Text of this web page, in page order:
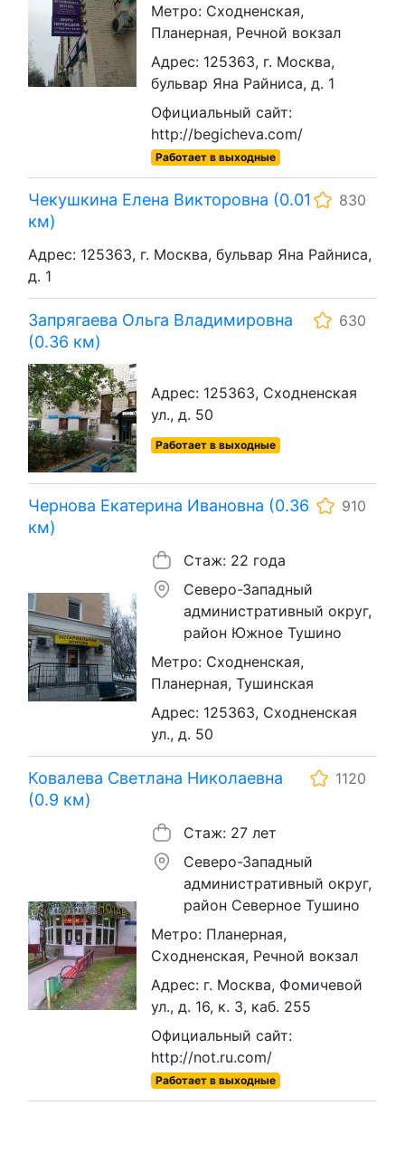
Метро: Сходненская,
Планерная, Речной вокзал
Адрес: 125363, г. Москва,
бульвар Яна Райниса, д. 1
Официальный сайт:
http://begicheva.com/
Работает в выходные
Чекушкина Елена Викторовна (0.01
км)
830
Адрес: 125363, г. Москва, бульвар Яна Райниса,
д. 1
Запрягаева Ольга Владимировна
(0.36 км)
630
Адрес: 125363, Сходненская
ул., д. 50
Работает в выходные
Чернова Екатерина Ивановна (0.36
км)
910
Стаж: 22 года
Северо-Западный
административный округ,
район Южное Тушино
Метро: Сходненская,
Планерная, Тушинская
Адрес: 125363, Сходненская
ул., д. 50
Ковалева Светлана Николаевна
(0.9 км)
1120
Стаж: 27 лет
Северо-Западный
административный округ,
район Северное Тушино
Метро: Планерная,
Сходненская, Речной вокзал
Адрес: г. Москва, Фомичевой
ул., д. 16, к. 3, каб. 255
Официальный сайт:
http://not.ru.com/
Работает в выходные